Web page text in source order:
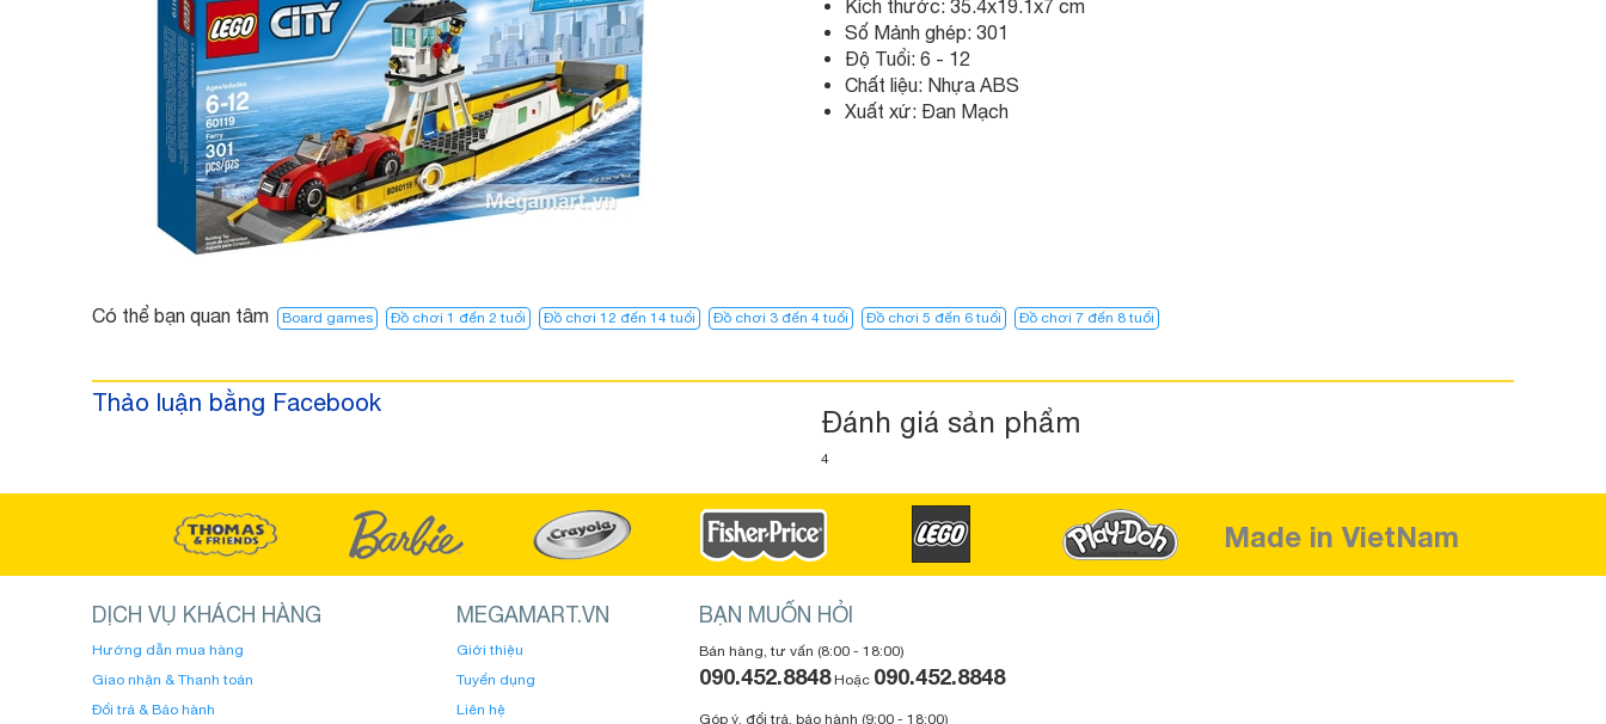
Kích thước: 35.4x19.1x7 cm
Số Mảnh ghép: 301
Độ Tuổi: 6 - 12
Chất liệu: Nhựa ABS
Xuất xứ: Đan Mạch
Có thể bạn quan tâm Board games Đồ chơi 1 đến 2 tuổi Đồ chơi 12 đến 14 tuổi Đồ chơi 3 đến 4 tuổi Đồ chơi 5 đến 6 tuổi Đồ chơi 7 đến 8 tuổi
Thảo luận bằng Facebook
Đánh giá sản phẩm
4
Made in VietNam
DỊCH VỤ KHÁCH HÀNG
Hướng dẫn mua hàng
Giao nhận & Thanh toán
Đổi trả & Bảo hành
MEGAMART.VN
Giới thiệu
Tuyển dụng
Liên hệ
BẠN MUỐN HỎI
Bán hàng, tư vấn (8:00 - 18:00)
090.452.8848Hoặc 090.452.8848
Góp ý, đổi trả, bảo hành (9:00 - 18:00)